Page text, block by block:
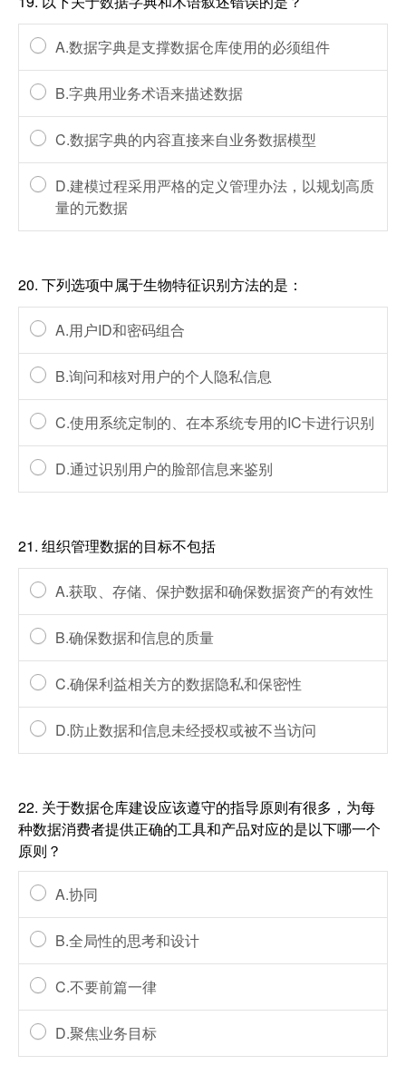
A.数据字典是支撑数据仓库使用的必须组件
B.字典用业务术语来描述数据
C.数据字典的内容直接来自业务数据模型
D.建模过程采用严格的定义管理办法，以规划高质
量的元数据
20. 下列选项中属于生物特征识别方法的是：
A.用户ID和密码组合
B.询问和核对用户的个人隐私信息
C.使用系统定制的、在本系统专用的IC卡进行识别
D.通过识别用户的脸部信息来鉴别
21. 组织管理数据的目标不包括
A.获取、存储、保护数据和确保数据资产的有效性
B.确保数据和信息的质量
C.确保利益相关方的数据隐私和保密性
D.防止数据和信息未经授权或被不当访问
22. 关于数据仓库建设应该遵守的指导原则有很多，为每
种数据消费者提供正确的工具和产品对应的是以下哪一个
原则？
A.协同
B.全局性的思考和设计
C.不要前篇一律
D.聚焦业务目标